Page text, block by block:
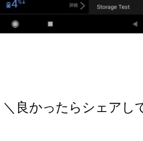
＼良かったらシェアし